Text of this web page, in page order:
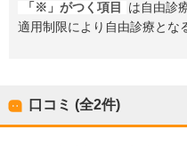
「※」がつく項目
は自由診
適用制限により自由診療とな
口コミ (全2件)